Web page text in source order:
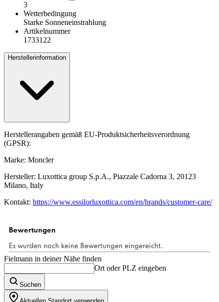
3
Wetterbedingung
Starke Sonneneinstrahlung
Artikelnummer
1733122
Herstellerinformation
Herstellerangaben gemäß EU-Produktsicherheitsverordnung
(GPSR):
Marke: Moncler
Hersteller: Luxottica group S.p.A., Piazzale Cadorna 3, 20123
Milano, Italy
Kontakt: https://www.essilorluxottica.com/en/brands/customer-care/
Fielmann in deiner Nähe finden
Ort oder PLZ eingeben
Suchen